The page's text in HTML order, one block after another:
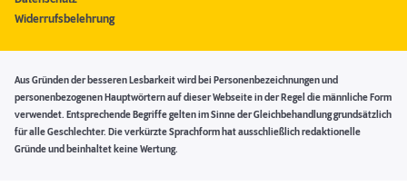
Widerrufsbelehrung
Aus Gründen der besseren Lesbarkeit wird bei Personenbezeichnungen und
personenbezogenen Hauptwörtern auf dieser Webseite in der Regel die männliche Form
verwendet. Entsprechende Begriffe gelten im Sinne der Gleichbehandlung grundsätzlich
für alle Geschlechter. Die verkürzte Sprachform hat ausschließlich redaktionelle
Gründe und beinhaltet keine Wertung.